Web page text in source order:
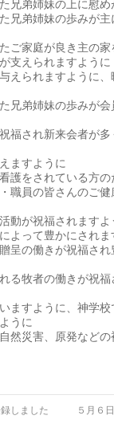
兄弟姉妹の上に慰め
兄弟姉妹の歩みが主
ご家庭が良き主の家
支えられますように
えられますように、
兄弟姉妹の歩みが会
福され新来会者が多
ますように
護をされている方の
職員の皆さんのご健
動が祝福されますよ
よって豊かにされま
呈の働きが祝福され
る牧者の働きが祝福
ますように、神学校
うに
然災害、原発などの
しました
５月６